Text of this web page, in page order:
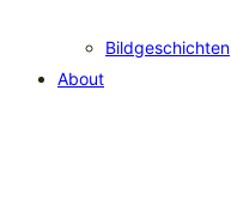
Bildgeschichten
About